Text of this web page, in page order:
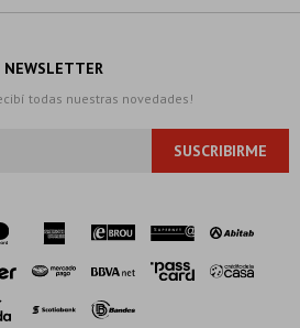
NEWSLETTER
todas nuestras novedades!
SUSCRIBIRME